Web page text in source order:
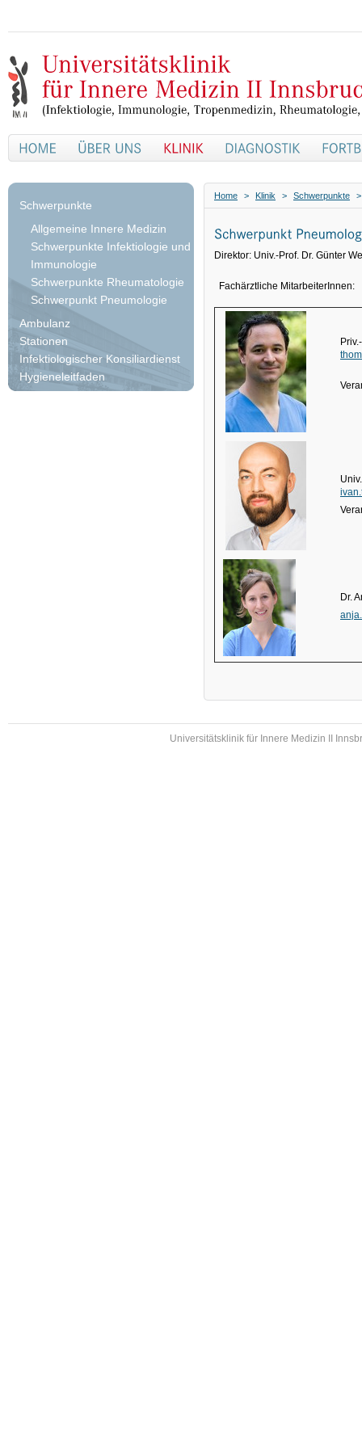
Schwerpunkte
Allgemeine Innere Medizin
Schwerpunkte Infektiologie und
Immunologie
Schwerpunkte Rheumatologie
Schwerpunkt Pneumologie
Ambulanz
Stationen
Infektiologischer Konsiliardienst
Hygieneleitfaden
Home > Klinik > Schwerpunkte >
Direktor: Univ.-Prof. Dr. Günter
Fachärztliche MitarbeiterInnen:
Dr.
Universitätsklinik für Innere Medizin II